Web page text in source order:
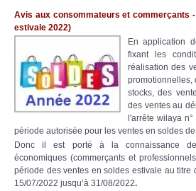
Avis aux consommateurs et commerçants
estivale 2022)
En application
fixant les
réalisation des
promotionnelles,
stocks, des
des ventes au
l'arrête wilaya
période autorisée pour les ventes en soldes de
Donc il est porté à la connaissance de
économiques (commerçants et
période des ventes en soldes estivale au titre
15/07/2022 jusqu’à 31/08/2022.